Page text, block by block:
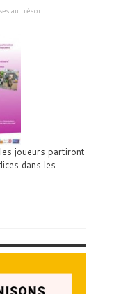
au trésor
joueurs partiront
dans les